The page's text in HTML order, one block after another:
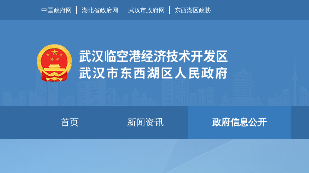
中国政府网 湖北省政府网 武汉市政府网 东西湖区政协
首页 新闻资讯 政府信息公开